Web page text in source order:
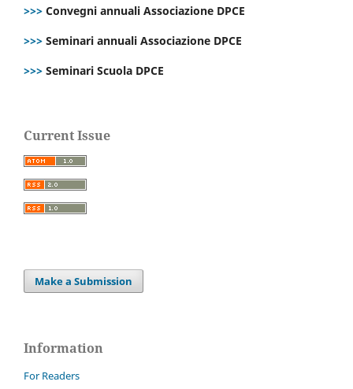
>>> Convegni annuali Associazione DPCE
>>> Seminari annuali Associazione DPCE
>>> Seminari Scuola DPCE
Current Issue
Make a Submission
Information
For Readers